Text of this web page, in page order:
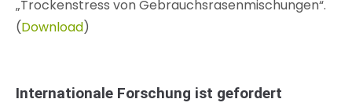
„Trockenstress von Gebrauchsrasenmischungen“.
(Download)
Internationale Forschung ist gefordert